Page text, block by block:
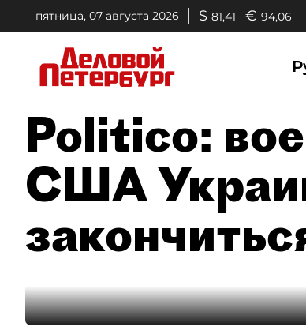
пятница, 07 августа 2026 $ 81,41 € 94,06
Politico:
США